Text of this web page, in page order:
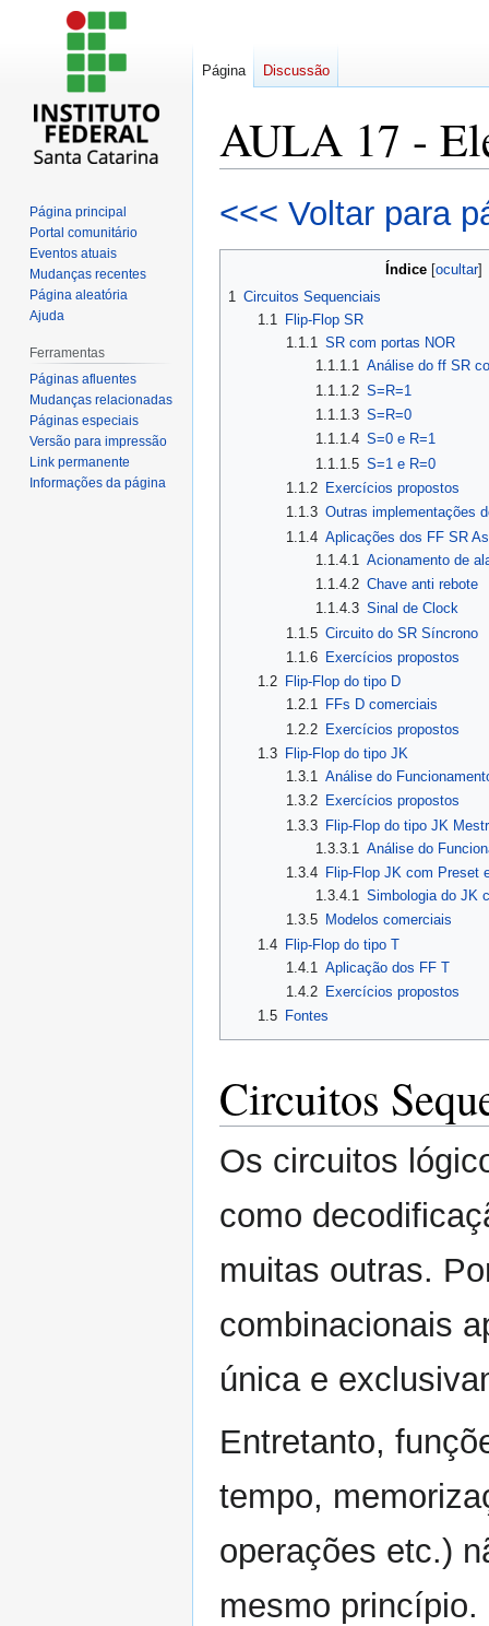
AULA 17 -
para
navegação
para
pesquisar
<<< Voltar para
Índice
1 Circuitos Sequenciais
1.1
Flip-Flop SR
1.1.1 SR com portas NOR
1.1.1.1 Análise do ff SR
1.1.1.2 S=R=1
1.1.1.3 S=R=0
1.1.1.4 S=0 e R=1
1.1.1.5 S=1 e R=0
1.1.2 Exercícios propostos
1.1.3 Outras implementações
1.1.4 Aplicações dos FF SR
1.1.4.1 Acionamento de
1.1.4.2 Chave anti rebote
1.1.4.3 Sinal de Clock
1.1.5 Circuito do SR Síncrono
1.1.6 Exercícios propostos
1.2
Flip-Flop do tipo D
1.2.1 FFs D comerciais
1.2.2 Exercícios propostos
1.3
Flip-Flop do tipo JK
1.3.1 Análise do
1.3.2 Exercícios propostos
1.3.3 Flip-Flop do tipo JK
1.3.3.1 Análise do
1.3.4 Flip-Flop JK com Preset
1.3.4.1 Simbologia do JK
1.3.5 Modelos comerciais
1.4 Flip-Flop do tipo T
1.4.1
Aplicação dos FF T
1.4.2 Exercícios propostos
1.5
Fontes
Circuitos
Os circuitos
como
muitas outras.
combinacionais
única e
Entretanto,
tempo,
operações etc.)
mesmo
Página Discussão
Página principal
Portal comunitário
Eventos atuais
Mudanças recentes
Página aleatória
Ajuda
Ferramentas
Páginas afluentes
Mudanças relacionadas
Páginas especiais
Versão para impressão
Link permanente
Informações da página